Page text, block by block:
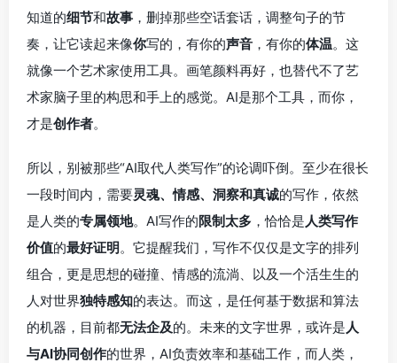
知道的细节和故事 ，删掉那些空话套话，调整句子的节
奏，让它读起来像你写的，有你的声音 ，有你的体温。这
就像一个艺术家使用工具。画笔颜料再好，也替代不了艺
术家脑子里的构思和手上的感觉。AI是那个工具，而你，
才是创作者。
所以，别被那些“AI取代人类写作”的论调吓倒。至少在很长
一段时间内，需要灵魂、情感、洞察和真诚的写作，依然
是人类的专属领地。AI写作的限制太多 ，恰恰是 人类写作
价值的最好证明。它提醒我们，写作不仅仅是文字的排列
组合，更是思想的碰撞、情感的流淌、以及一个活生生的
人对世界独特感知的表达。而这，是任何基于数据和算法
的机器，目前都无法企及的。未来的文字世界，或许是 人
与AI协同创作的世界，AI负责效率和基础工作，而人类，